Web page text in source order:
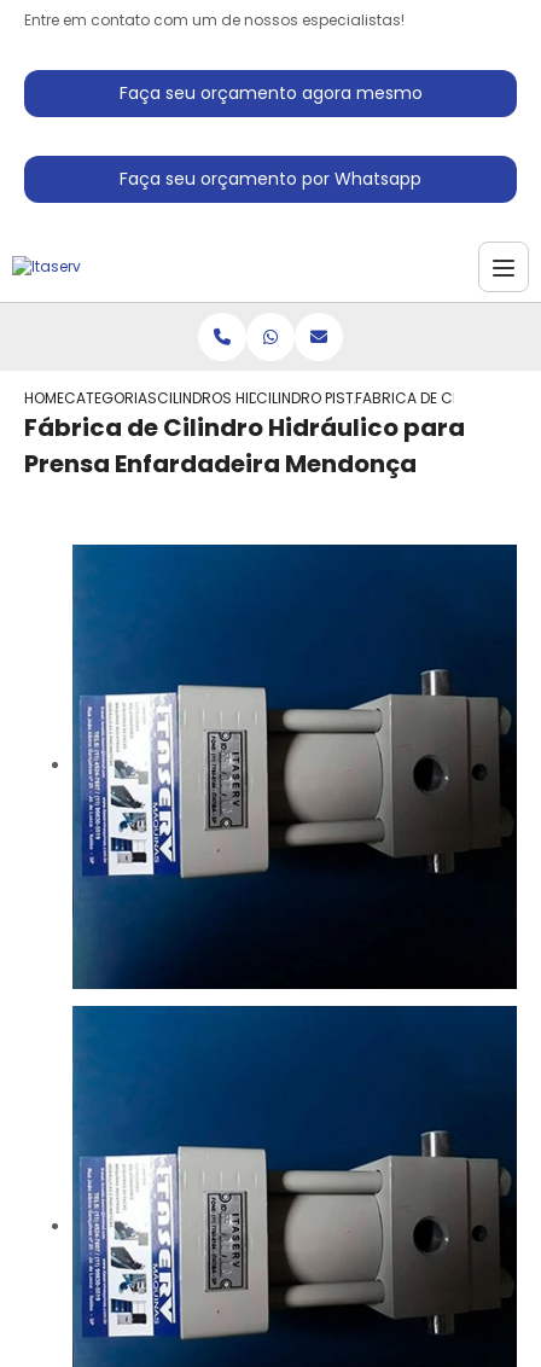
Entre em contato com um de nossos especialistas!
Faça seu orçamento agora mesmo
Faça seu orçamento por Whatsapp
HOMECATEGORIASCILINDROS HIDRAULICOCILINDRO PISTAO HIDRAULICO
FABRICA DE CILINDRO
Fábrica de Cilindro Hidráulico para
Prensa Enfardadeira Mendonça